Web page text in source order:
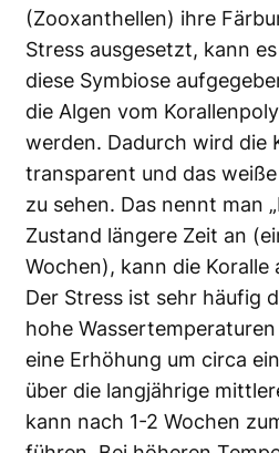
(Zooxanthellen) ihre
Stress ausgesetzt, kann
diese Symbiose
die Algen vom
werden. Dadurch wird die
transparent und das
zu sehen. Das nennt man
Zustand längere Zeit an
Wochen), kann die Koralle
Der Stress ist sehr häufig
hohe
eine Erhöhung um circa
über die langjährige
kann nach 1-2 Wochen